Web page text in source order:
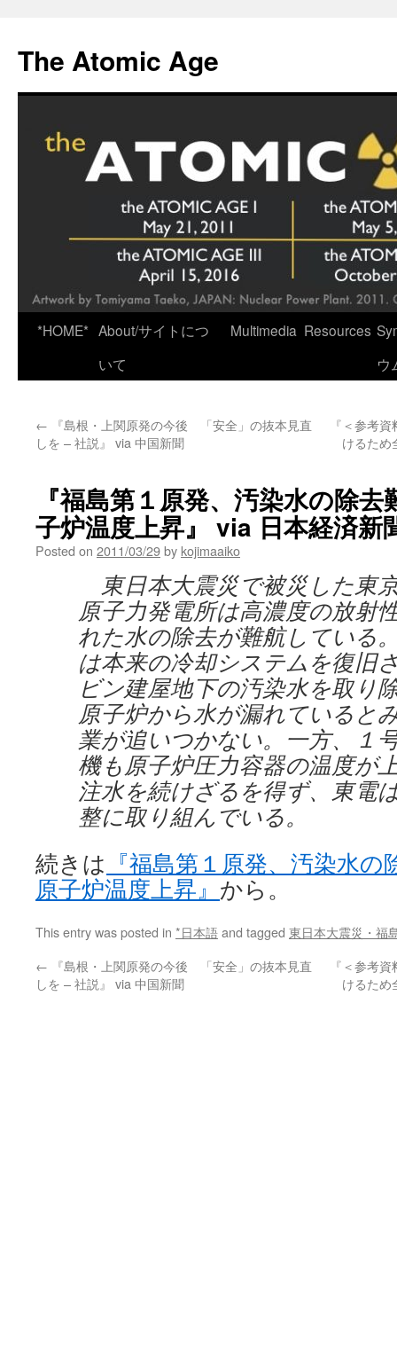
content
The Atomic Age
*HOME* About/サイトにつ
いて
Multimedia Resources
ウ
← 『島根・上関原発の今後 「安全」の抜本見直
しを – 社説』 via 中国新聞
『＜参考
けるため
『福島第１原発、汚染水の除
子炉温度上昇』 via 日本経済新
Posted on 2011/03/29by kojimaaiko
東日本大震災で被災した東
原子力発電所は高濃度の放射
れた水の除去が難航している
は本来の冷却システムを復旧
ビン建屋地下の汚染水を取り
原子炉から水が漏れていると
業が追いつかない。一方、１
機も原子炉圧力容器の温度が
注水を続けざるを得ず、東電
整に取り組んでいる。
続きは 『福島第１原発、汚染水
原子炉温度上昇』 から。
This entry was posted in *日本語and tagged 東日本大震災・福
← 『島根・上関原発の今後 「安全」の抜本見直
しを – 社説』 via 中国新聞
『＜参考
けるため